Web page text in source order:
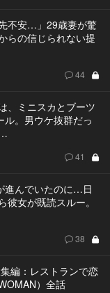
不安…」29歳妻が驚
らの信じられない提
44
、ミニスカとブーツ
ル。男ウケ抜群だっ
41
進んでいたのに…日
彼女が既読スルー。
38
編：レストランで恋
）全話